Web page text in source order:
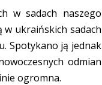
w sadach naszego
w ukraińskich sadach
Spotykano ją jednak
odmian
ogromna.